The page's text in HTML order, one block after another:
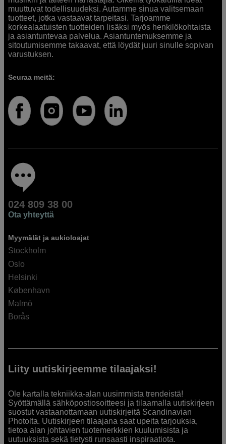
muuttuvat todellisuudeksi. Autamme sinua valitsemaan
tuotteet, jotka vastaavat tarpeitasi. Tarjoamme
korkealaatuisten tuotteiden lisäksi myös henkilökohtaista
ja asiantuntevaa palvelua. Asiantuntemuksemme ja
sitoutumisemme takaavat, että löydät juuri sinulle sopivan
varustuksen.
Seuraa meitä:
024 809 38 00
Ota yhteyttä
Myymälät ja aukioloajat
Stockholm
Oslo
Helsinki
København
Malmö
Borås
Liity uutiskirjeemme tilaajaksi!
Ole kartalla tekniikka-alan uusimmista trendeistä!
Syöttämällä sähköpostiosoitteesi ja tilaamalla uutiskirjeen
suostut vastaanottamaan uutiskirjeitä Scandinavian
Photolta. Uutiskirjeen tilaajana saat upeita tarjouksia,
tietoa alan johtavien tuotemerkkien kuulumisista ja
uutuuksista sekä tietysti runsaasti inspiraatiota.